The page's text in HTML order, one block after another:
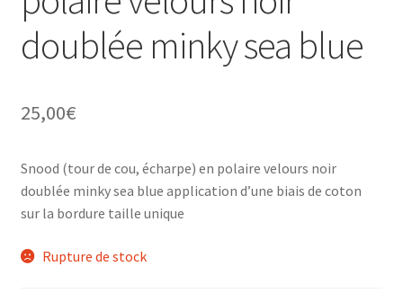
doublée minky sea blue
25,00€
Snood (tour de cou, écharpe) en polaire velours noir
doublée minky sea blue application d’une biais de coton
sur la bordure taille unique
Rupture de stock